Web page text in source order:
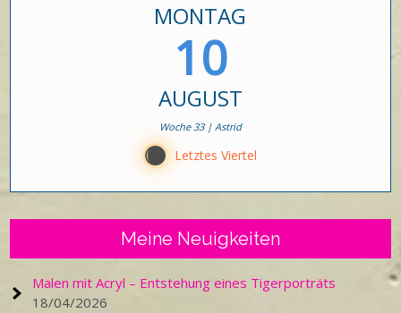
MONTAG
10
AUGUST
Woche 33 | Astrid
Y Letztes Viertel
Meine Neuigkeiten
Malen mit Acryl – Entstehung eines Tigerporträts
18/04/2026